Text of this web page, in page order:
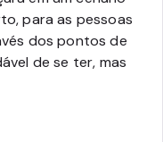
para as pessoas
dos pontos de
de se ter, mas